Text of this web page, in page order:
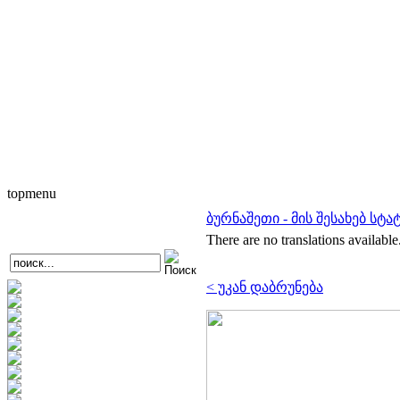
topmenu
ბურნაშეთი - მის შესახებ
There are no translations available.
< უკან დაბრუნება